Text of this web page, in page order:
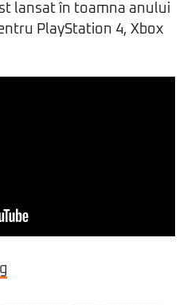
lansat în toamna anului
PlayStation 4, Xbox